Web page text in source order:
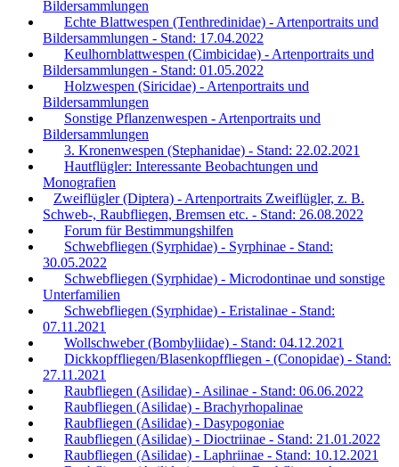
Bildersammlungen
Echte Blattwespen (Tenthredinidae) - Artenportraits und
Bildersammlungen - Stand: 17.04.2022
Keulhornblattwespen (Cimbicidae) - Artenportraits und
Bildersammlungen - Stand: 01.05.2022
Holzwespen (Siricidae) - Artenportraits und
Bildersammlungen
Sonstige Pflanzenwespen - Artenportraits und
Bildersammlungen
3. Kronenwespen (Stephanidae) - Stand: 22.02.2021
Hautflügler: Interessante Beobachtungen und
Monografien
Zweiflügler (Diptera) - Artenportraits Zweiflügler, z. B.
Schweb-, Raubfliegen, Bremsen etc. - Stand: 26.08.2022
Forum für Bestimmungshilfen
Schwebfliegen (Syrphidae) - Syrphinae - Stand:
30.05.2022
Schwebfliegen (Syrphidae) - Microdontinae und sonstige
Unterfamilien
Schwebfliegen (Syrphidae) - Eristalinae - Stand:
07.11.2021
Wollschweber (Bombyliidae) - Stand: 04.12.2021
Dickkopffliegen/Blasenkopffliegen - (Conopidae) - Stand:
27.11.2021
Raubfliegen (Asilidae) - Asilinae - Stand: 06.06.2022
Raubfliegen (Asilidae) - Brachyrhopalinae
Raubfliegen (Asilidae) - Dasypogoniae
Raubfliegen (Asilidae) - Dioctriinae - Stand: 21.01.2022
Raubfliegen (Asilidae) - Laphriinae - Stand: 10.12.2021